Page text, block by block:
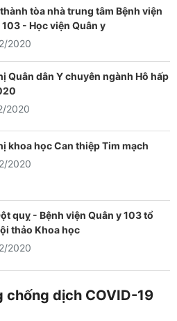
tòa nhà trung tâm Bệnh viện
103 - Học viện Quân y
2020
Quân dân Y chuyên ngành Hô hấp
2020
khoa học Can thiệp Tim mạch
2020
quỵ - Bệnh viện Quân y 103 tổ
thảo Khoa học
2020
chống dịch COVID-19